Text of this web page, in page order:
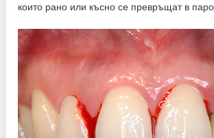
които рано или късно се превръщат в